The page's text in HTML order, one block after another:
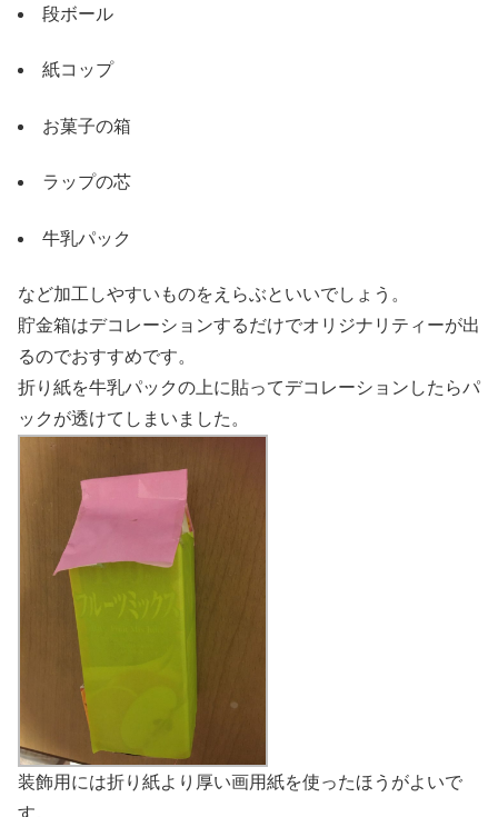
段ボール
紙コップ
お菓子の箱
ラップの芯
牛乳パック
など加工しやすいものをえらぶといいでしょう。
貯金箱はデコレーションするだけでオリジナリティーが出
るのでおすすめです。
折り紙を牛乳パックの上に貼ってデコレーションしたらパ
ックが透けてしまいました。
装飾用には折り紙より厚い画用紙を使ったほうがよいで
す。